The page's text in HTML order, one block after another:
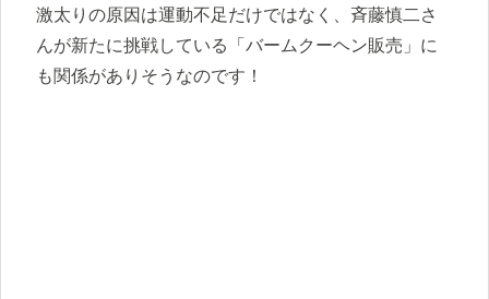
激太りの原因は運動不足だけではなく、斉藤慎二さ
んが新たに挑戦している「バームクーヘン販売」に
も関係がありそうなのです！